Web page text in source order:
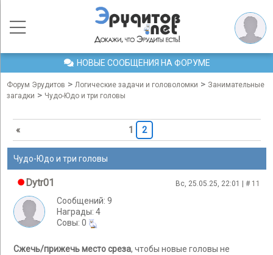
НОВЫЕ СООБЩЕНИЯ НА ФОРУМЕ
Форум Эрудитов > Логические задачи и головоломки > Занимательные
загадки > Чудо-Юдо и три головы
« 1 2
Чудо-Юдо и три головы
Dytr01 Вс, 25.05.25, 22:01 | # 11
Сообщений: 9
Награды: 4
Cовы: 0
Сжечь/прижечь место среза, чтобы новые головы не